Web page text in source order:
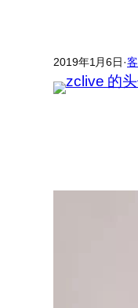
2019年1月6日·